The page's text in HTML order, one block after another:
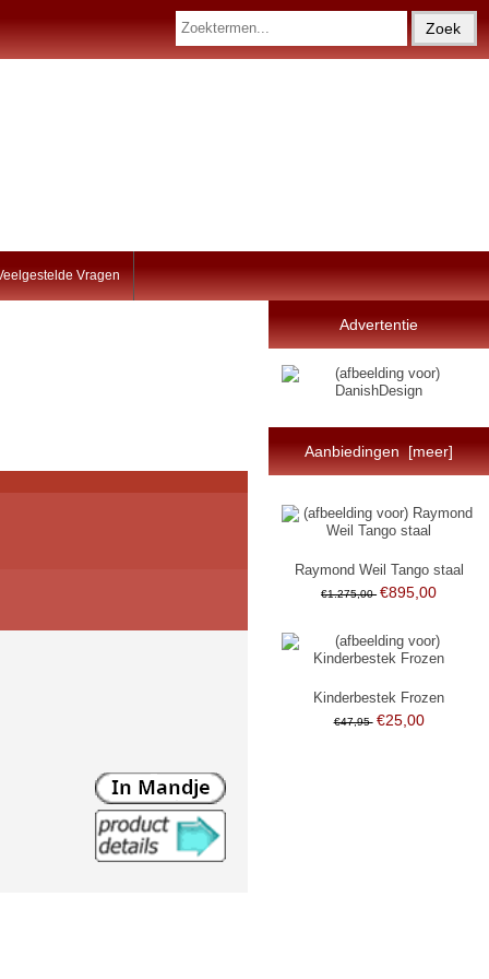
Vragen
Advertentie
Aanbiedingen [meer]
Raymond Weil Tango staal
€1.275,00 €895,00
Kinderbestek Frozen
€47,95 €25,00